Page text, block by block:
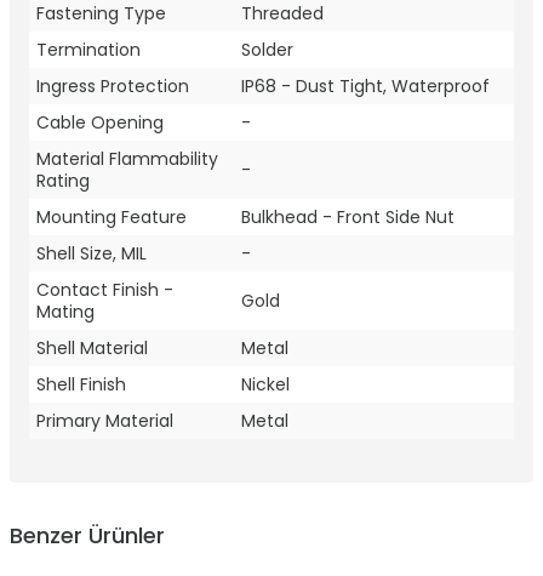
Fastening Type
Threaded
Termination
Solder
Ingress Protection
IP68 - Dust Tight, Waterproof
Cable Opening
-
Material Flammability
Rating
-
Mounting Feature
Bulkhead - Front Side Nut
Shell Size, MIL
-
Contact Finish -
Mating
Gold
Shell Material
Metal
Shell Finish
Nickel
Primary Material
Metal
Benzer Ürünler